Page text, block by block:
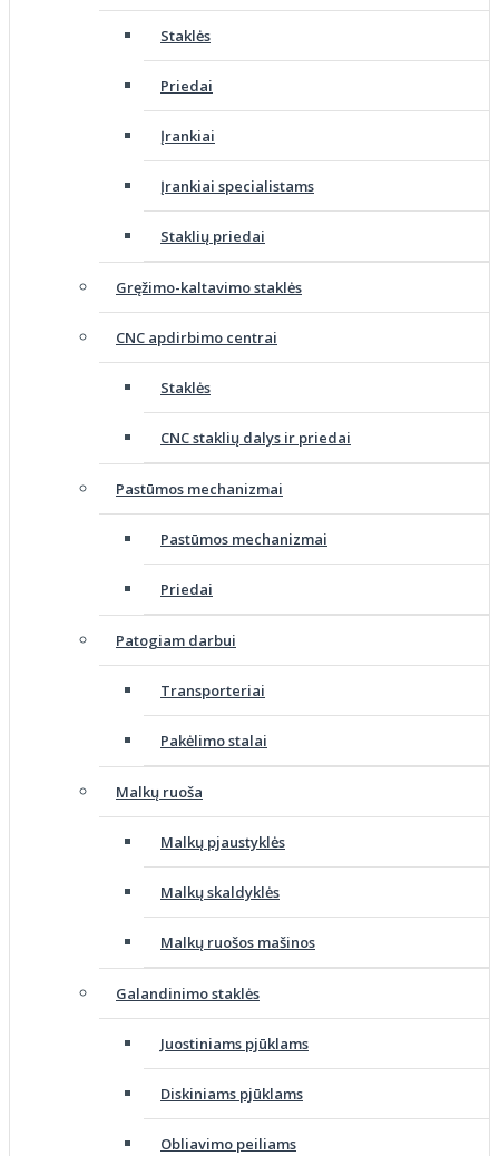
Staklės
Priedai
Įrankiai
Įrankiai specialistams
Staklių priedai
Gręžimo-kaltavimo staklės
CNC apdirbimo centrai
Staklės
CNC staklių dalys ir priedai
Pastūmos mechanizmai
Pastūmos mechanizmai
Priedai
Patogiam darbui
Transporteriai
Pakėlimo stalai
Malkų ruoša
Malkų pjaustyklės
Malkų skaldyklės
Malkų ruošos mašinos
Galandinimo staklės
Juostiniams pjūklams
Diskiniams pjūklams
Obliavimo peiliams